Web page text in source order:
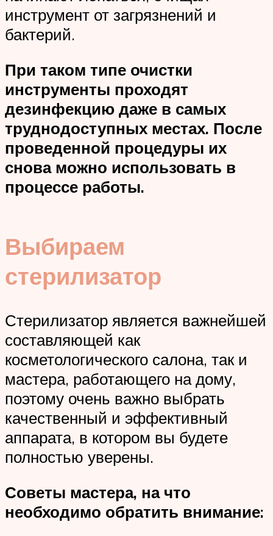
инструмент от загрязнений и
бактерий.
При таком типе очистки
инструменты проходят
дезинфекцию даже в самых
труднодоступных местах. После
проведенной процедуры их
снова можно использовать в
процессе работы.
Выбираем
стерилизатор
Стерилизатор является важнейшей
составляющей как
косметологического салона, так и
мастера, работающего на дому,
поэтому очень важно выбрать
качественный и эффективный
аппарата, в котором вы будете
полностью уверены.
Советы мастера, на что
необходимо обратить внимание: